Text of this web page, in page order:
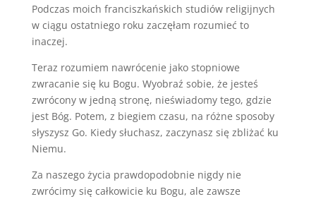
Podczas moich franciszkańskich studiów religijnych
w ciągu ostatniego roku zaczęłam rozumieć to
inaczej.
Teraz rozumiem nawrócenie jako stopniowe
zwracanie się ku Bogu. Wyobraź sobie, że jesteś
zwrócony w jedną stronę, nieświadomy tego, gdzie
jest Bóg. Potem, z biegiem czasu, na różne sposoby
słyszysz Go. Kiedy słuchasz, zaczynasz się zbliżać ku
Niemu.
Za naszego życia prawdopodobnie nigdy nie
zwrócimy się całkowicie ku Bogu, ale zawsze